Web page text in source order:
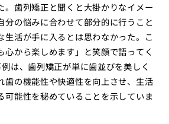
。歯列矯正と聞くと大掛かりなイメー
分の悩みに合わせて部分的に行うこと
生活が手に入るとは思わなかった。こ
心から楽しめます」と笑顔で語ってく
は、歯列矯正が単に歯並びを美しく
歯の機能性や快適性を向上させ、生活
可能性を秘めていることを示していま